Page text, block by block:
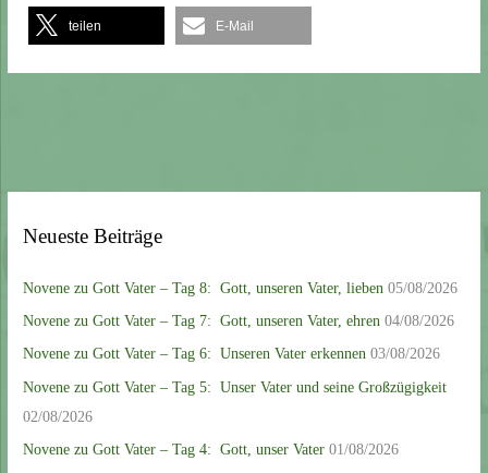
teilen E-Mail
Neueste Beiträge
Novene zu Gott Vater – Tag 8: Gott, unseren Vater, lieben 05/08/2026
Novene zu Gott Vater – Tag 7: Gott, unseren Vater, ehren 04/08/2026
Novene zu Gott Vater – Tag 6: Unseren Vater erkennen 03/08/2026
Novene zu Gott Vater – Tag 5: Unser Vater und seine Großzügigkeit
02/08/2026
Novene zu Gott Vater – Tag 4: Gott, unser Vater 01/08/2026